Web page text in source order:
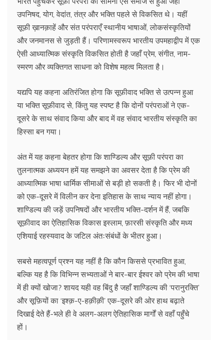
उपनिषद, योग, वेदांत, तंत्र और भक्ति पहले से विकसित थे। यहीं
सूफ़ी ख़ानक़ाहें और संत परंपराएँ स्थानीय भाषाओं, लोकसंस्कृतियों
और जनमानस से जुड़ती हैं। परिणामस्वरूप भारतीय उपमहाद्वीप में एक
ऐसी आध्यात्मिक संस्कृति विकसित होती है जहाँ प्रेम, संगीत, नाम-
स्मरण और व्यक्तिगत साधना को विशेष महत्व मिलता है।
यद्यपि यह कहना अतिरंजित होगा कि सूफ़ीवाद भक्ति से उत्पन्न हुआ
या भक्ति सूफ़ीवाद से, किंतु यह स्पष्ट है कि दोनों परंपराओं ने एक-
दूसरे के साथ संवाद किया और बाद में वह संवाद भारतीय संस्कृति का
हिस्सा बन गया।
अंत में यह कहना बेहतर होगा कि शाण्डिल्य और सूफ़ी परंपरा का
तुलनात्मक अध्ययन हमें यह समझने का अवसर देता है कि प्रेम की
आध्यात्मिक भाषा धार्मिक सीमाओं से बड़ी हो सकती है। फिर भी दोनों
को एक-दूसरे में विलीन कर देना इतिहास के साथ न्याय नहीं होगा।
शाण्डिल्य की जड़ें उपनिषदों और भारतीय भक्ति-दर्शन में हैं, जबकि
सूफ़ीवाद का ऐतिहासिक विकास इस्लाम, फ़ारसी संस्कृति और मध्य
एशियाई रहस्यवाद के जटिल अंतःसंबंधों के भीतर हुआ।
सबसे महत्वपूर्ण प्रश्न यह नहीं है कि कौन किससे प्रभावित हुआ,
बल्कि यह है कि विभिन्न सभ्यताओं ने बार-बार ईश्वर को प्रेम की भाषा
में ही क्यों खोजा? शायद यही वह बिंदु है जहाँ शाण्डिल्य की ‘परानुरक्ति’
और सूफ़ियों का ‘इश्क़-ए-हक़ीक़ी’ एक-दूसरे की ओर हाथ बढ़ाते
दिखाई देते हैं-भले ही वे अलग-अलग ऐतिहासिक मार्गों से वहाँ पहुँचे
हों।